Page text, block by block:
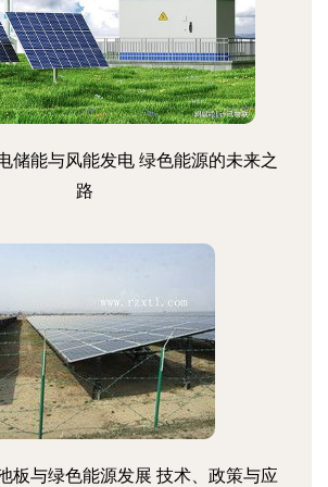
储能与风能发电 绿色能源的未来之
路
板与绿色能源发展 技术、政策与应